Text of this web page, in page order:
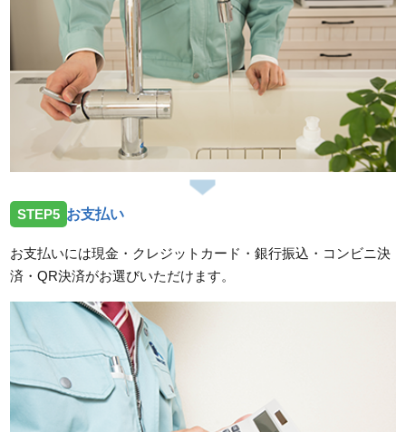
STEP5 お支払い
お支払いには現金・クレジットカード・銀行振込・コンビニ決
済・QR決済がお選びいただけます。